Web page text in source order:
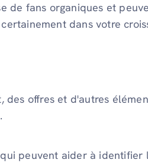
de fans organiques et
dans votre
offres et d'autres
peuvent aider à identifier